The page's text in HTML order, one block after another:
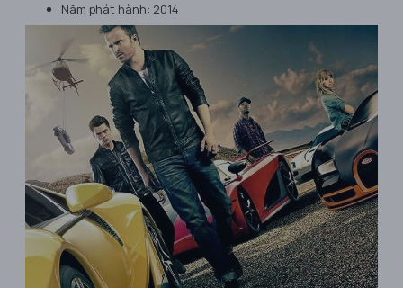
Năm phát hành: 2014